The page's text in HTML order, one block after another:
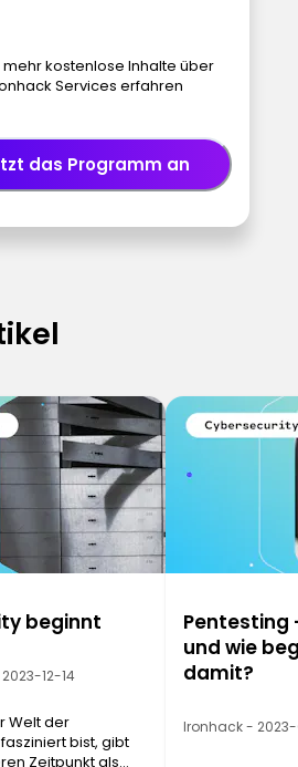
kostenlose Inhalte über
Services erfahren
das Programm an
beginnt
12-14
Welt der
bist, gibt
Zeitpunkt als
Pentesting
und wie
damit?
Ironhack -